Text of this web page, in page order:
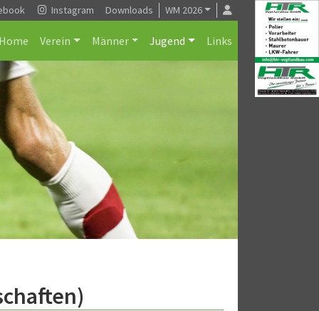
Instagram Downloads WM 2026
Verein Männer Jugend Links